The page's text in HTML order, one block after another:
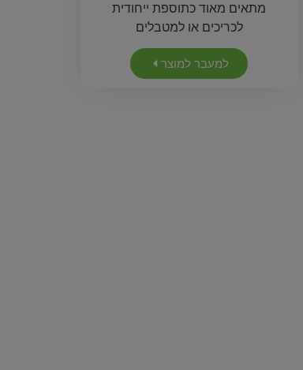
מתאים מאוד כתוספת ייחודית
לכריכים או למטבלים
למעבר למוצר